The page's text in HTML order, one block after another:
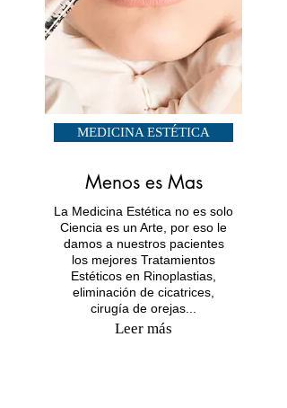
MEDICINA ESTÉTICA
Menos es Mas
La Medicina Estética no es solo
Ciencia es un Arte, por eso le
damos a nuestros pacientes
los mejores Tratamientos
Estéticos en Rinoplastias,
eliminación de cicatrices,
cirugía de orejas...
Leer más